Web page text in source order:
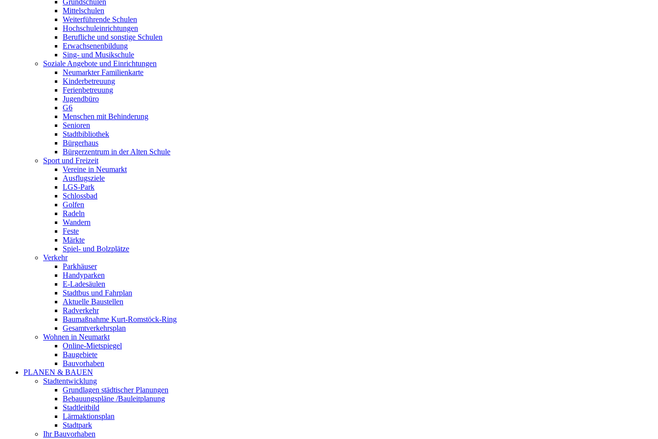
Grundschulen
Mittelschulen
Weiterführende Schulen
Hochschuleinrichtungen
Berufliche und sonstige Schulen
Erwachsenenbildung
Sing- und Musikschule
Soziale Angebote und Einrichtungen
Neumarkter Familienkarte
Kinderbetreuung
Ferienbetreuung
Jugendbüro
G6
Menschen mit Behinderung
Senioren
Stadtbibliothek
Bürgerhaus
Bürgerzentrum in der Alten Schule
Sport und Freizeit
Vereine in Neumarkt
Ausflugsziele
LGS-Park
Schlossbad
Golfen
Radeln
Wandern
Feste
Märkte
Spiel- und Bolzplätze
Verkehr
Parkhäuser
Handyparken
E-Ladesäulen
Stadtbus und Fahrplan
Aktuelle Baustellen
Radverkehr
Baumaßnahme Kurt-Romstöck-Ring
Gesamtverkehrsplan
Wohnen in Neumarkt
Online-Mietspiegel
Baugebiete
Bauvorhaben
PLANEN & BAUEN
Stadtentwicklung
Grundlagen städtischer Planungen
Bebauungspläne /Bauleitplanung
Stadtleitbild
Lärmaktionsplan
Stadtpark
Ihr Bauvorhaben